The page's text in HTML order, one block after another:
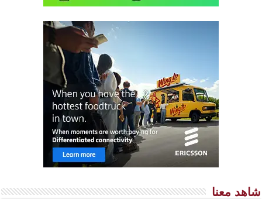
شاهد معنا